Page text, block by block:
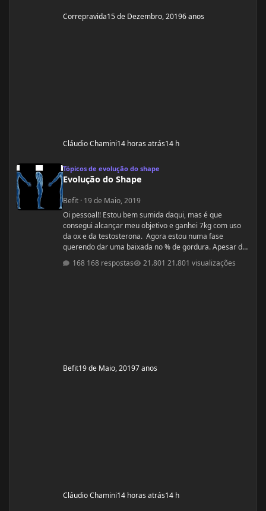
Correpravida15 de Dezembro, 20196 anos
Cláudio Chamini14 horas atrás14 h
Tópicos de evolução do shape
Evolução do Shape
Befit · 19 de Maio, 2019
Oi pessoal!! Estou bem sumida daqui, mas é que
consegui alcançar meu objetivo e ganhei 7kg com uso
da ox e da testosterona. Agora estou numa fase
querendo dar uma baixada no % de gordura. Apesar de
estudar nutrição e saber exatamente o que devo fazer,
gostaria de compartilhamento de treinos e talvez
168 respostas 21.801 visualizações
Befit19 de Maio, 20197 anos
Cláudio Chamini14 horas atrás14 h